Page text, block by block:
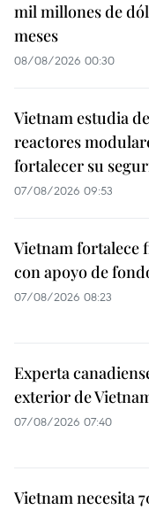
mil millones de
meses
08/08/2026 00:30
Vietnam estudia
reactores
fortalecer su
07/08/2026 09:53
Vietnam fortalece
con apoyo de
07/08/2026 08:23
Experta
exterior de
07/08/2026 07:40
Vietnam necesita